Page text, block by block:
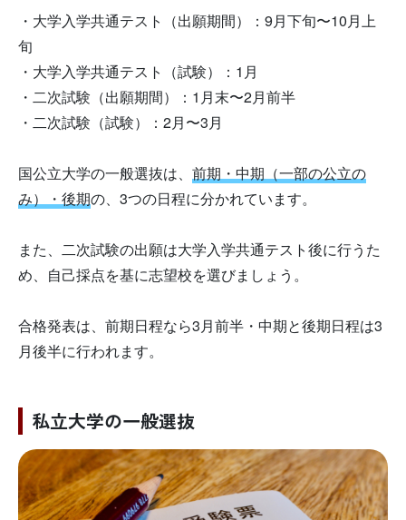
・大学入学共通テスト（出願期間）：9月下旬〜10月上
旬
・大学入学共通テスト（試験）：1月
・二次試験（出願期間）：1月末〜2月前半
・二次試験（試験）：2月〜3月
国公立大学の一般選抜は、 前期・中期（一部の公立の
み）・後期の、3つの日程に分かれています。
また、二次試験の出願は大学入学共通テスト後に行うた
め、自己採点を基に志望校を選びましょう。
合格発表は、前期日程なら3月前半・中期と後期日程は3
月後半に行われます。
私立大学の一般選抜